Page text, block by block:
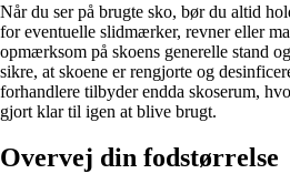
Når du ser på brugte sko, bør du altid
for eventuelle slidmærker, revner eller
opmærksom på skoens generelle stand
sikre, at skoene er rengjorte og
forhandlere tilbyder endda skoserum,
gjort klar til igen at blive brugt.
Overvej din fodstørrelse